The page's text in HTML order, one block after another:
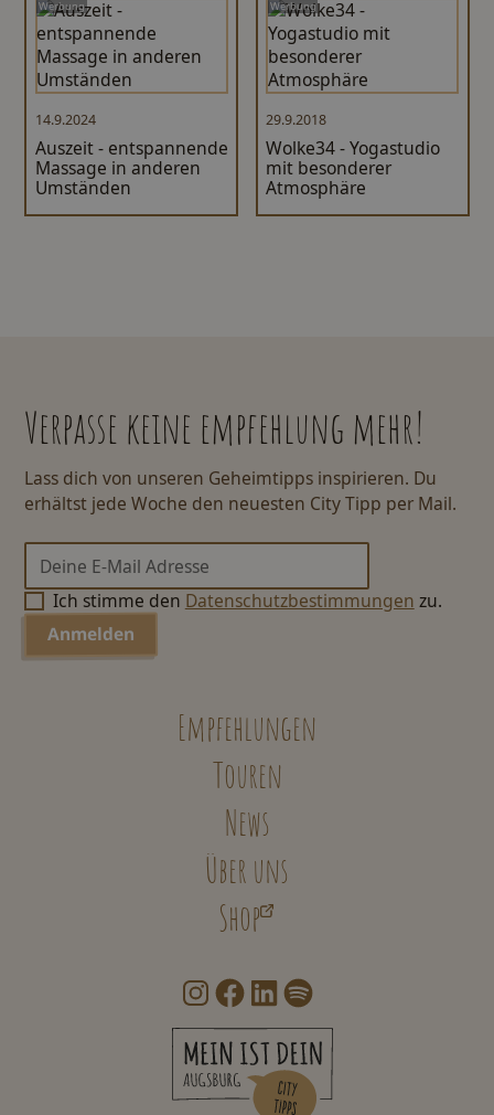
Werbung
14.9.2024
Auszeit - entspannende
Massage in anderen
Umständen
Werbung
29.9.2018
Wolke34 - Yogastudio
mit besonderer
Atmosphäre
Empfehlungen
Touren
News
Über uns
Shop
Verpasse keine empfehlung mehr!
Lass dich von unseren Geheimtipps inspirieren. Du
erhältst jede Woche den neuesten City Tipp per Mail.
Ich stimme den Datenschutzbestimmungen zu.